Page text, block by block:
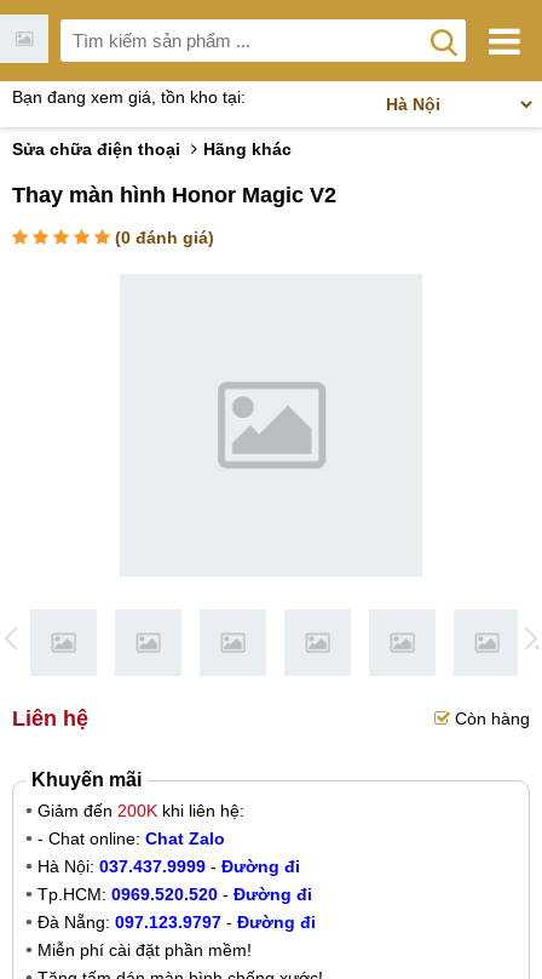
Bạn đang xem giá, tồn kho tại:
Sửa chữa điện thoại Hãng khác
Thay màn hình Honor Magic V2
(0 đánh giá)
Liên hệ Còn hàng
Khuyến mãi
Giảm đến 200K khi liên hệ:
- Chat online: Chat Zalo
Hà Nội: 037.437.9999 - Đường đi
Tp.HCM: 0969.520.520 - Đường đi
Đà Nẵng: 097.123.9797 - Đường đi
Miễn phí cài đặt phần mềm!